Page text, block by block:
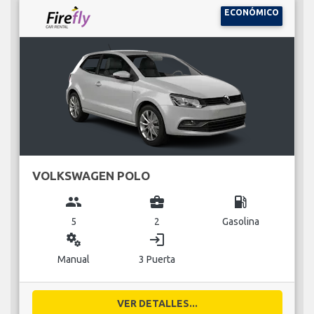
ECONÓMICO
VOLKSWAGEN POLO
group
5
business_center
2
local_gas_station
Gasolina
miscellaneous_services
Manual
login
3 Puerta
VER DETALLES...